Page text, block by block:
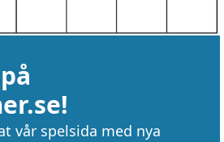
vår spelsida med nya